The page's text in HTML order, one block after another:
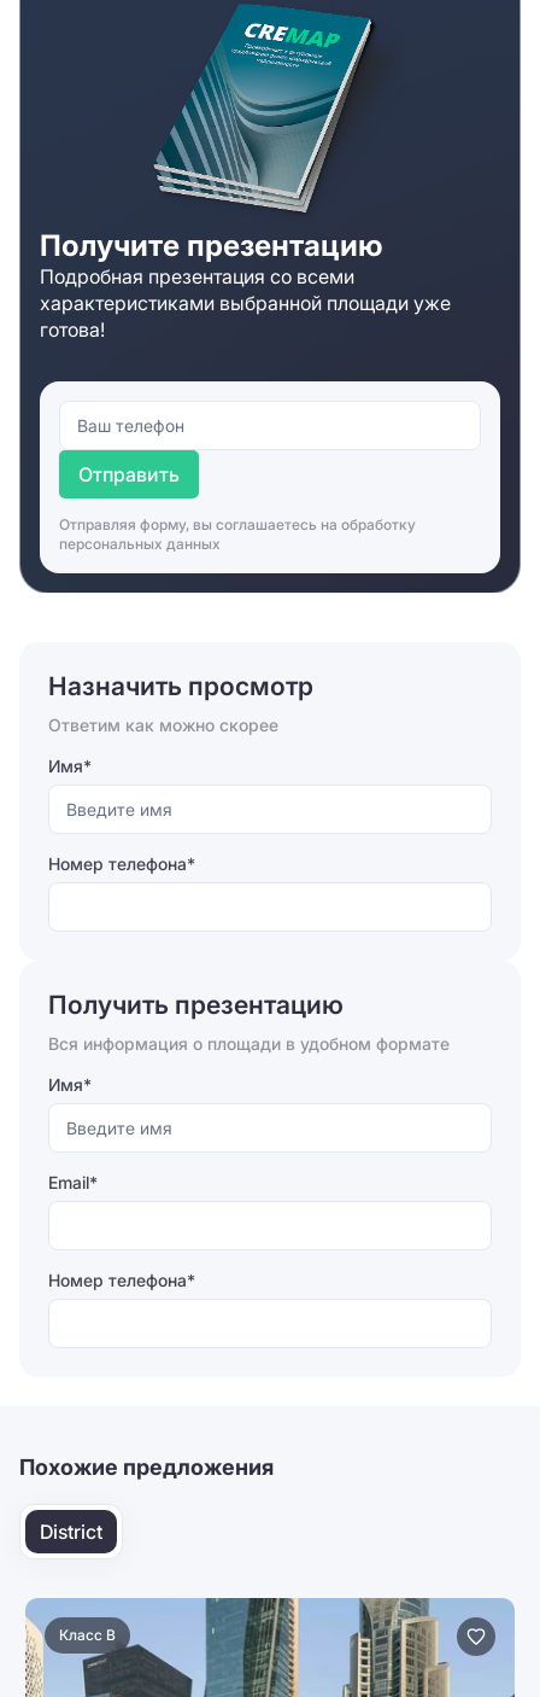
Получите презентацию
Подробная презентация со всеми
характеристиками выбранной площади уже
готова!
Отправить
Отправляя форму, вы соглашаетесь на обработку
персональных данных
Назначить просмотр
Ответим как можно скорее
Имя*
Номер телефона*
Отправить
Получить презентацию
Вся информация о площади в удобном формате
Имя*
Email*
Номер телефона*
Похожие предложения
District
Класс B